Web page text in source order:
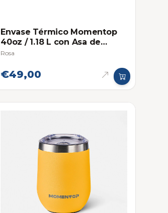
Envase Térmico Momentop
40oz / 1.18 L con Asa de
Agarre y Pitillo
Rosa
€49,00